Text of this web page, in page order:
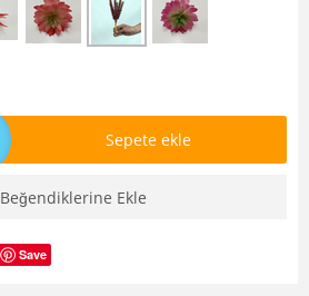
Sepete ekle
Beğendiklerine Ekle
Save